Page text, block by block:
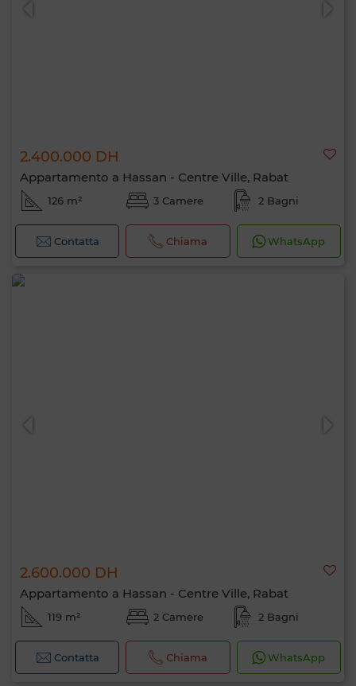
2.400.000 DH
Appartamento a Hassan - Centre Ville, Rabat
126 m² 3 Camere 2 Bagni
Contatta Chiama WhatsApp
2.600.000 DH
Appartamento a Hassan - Centre Ville, Rabat
119 m² 2 Camere 2 Bagni
Contatta Chiama WhatsApp